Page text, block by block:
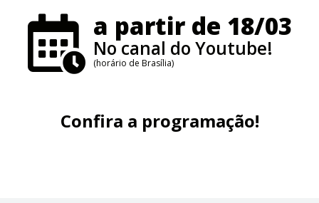
a partir de 18/03
No canal do Youtube!
(horário de Brasília)
Confira a programação!